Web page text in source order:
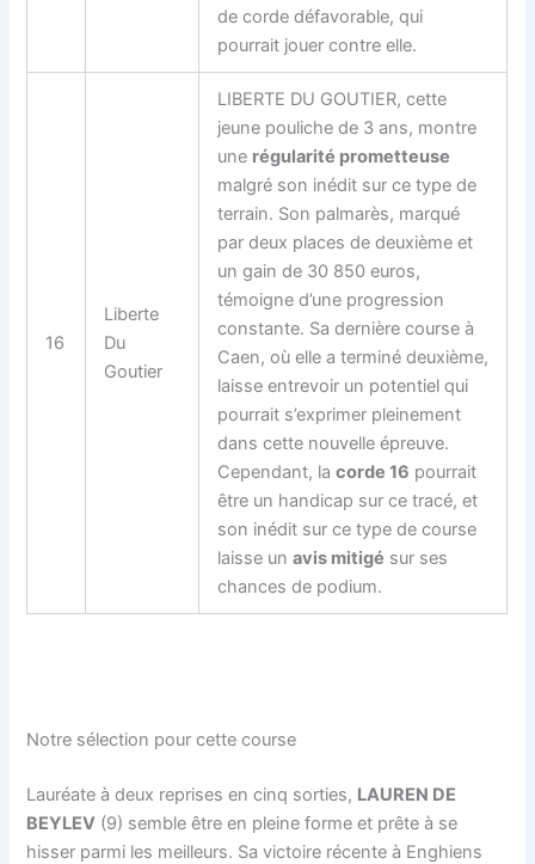
de corde défavorable, qui
pourrait jouer contre elle.
16
Liberte
Du
Goutier
LIBERTE DU GOUTIER, cette
jeune pouliche de 3 ans, montre
une régularité prometteuse
malgré son inédit sur ce type de
terrain. Son palmarès, marqué
par deux places de deuxième et
un gain de 30 850 euros,
témoigne d’une progression
constante. Sa dernière course à
Caen, où elle a terminé deuxième,
laisse entrevoir un potentiel qui
pourrait s’exprimer pleinement
dans cette nouvelle épreuve.
Cependant, lacorde 16 pourrait
être un handicap sur ce tracé, et
son inédit sur ce type de course
laisse unavis mitigé sur ses
chances de podium.
Notre sélection pour cette course
Lauréate à deux reprises en cinq sorties, LAUREN DE
BEYLEV (9) semble être en pleine forme et prête à se
hisser parmi les meilleurs. Sa victoire récente à Enghiens